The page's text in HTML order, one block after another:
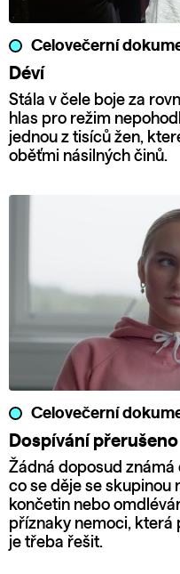
Celovečerní
Déví
Stála v čele boje za
hlas pro režim
jednou z tisíců žen,
oběťmi násilných činů.
Celovečerní
Dospívání přerušeno
Žádná doposud
co se děje se skupinou
končetin nebo
příznaky nemoci, která
je třeba řešit.